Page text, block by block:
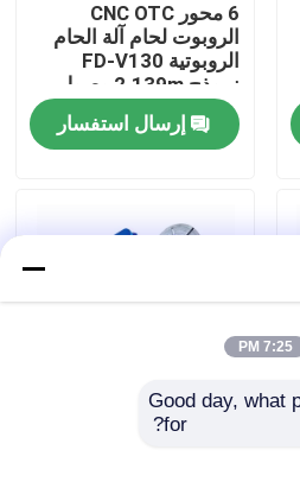
6 محور CNC OTC
الروبوت لحام آلة الحام
الروبوتية FD-V130
نموذج 2.139m وصول
إرسال استفسار
YASKAWA AR1440 6
7:25 PM
Good day, what
for?